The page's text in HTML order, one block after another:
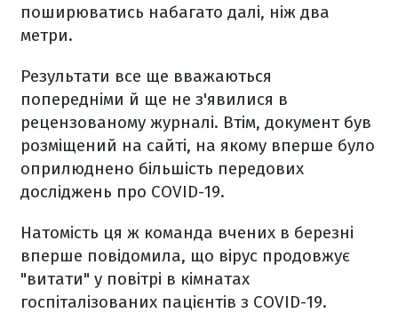
поширюватись набагато далі, ніж два
метри.
Результати все ще вважаються
попередніми й ще не з'явилися в
рецензованому журналі. Втім, документ був
розміщений на сайті, на якому вперше було
оприлюднено більшість передових
досліджень про COVID-19.
Натомість ця ж команда вчених в березні
вперше повідомила, що вірус продовжує
"витати" у повітрі в кімнатах
госпіталізованих пацієнтів з COVID-19.